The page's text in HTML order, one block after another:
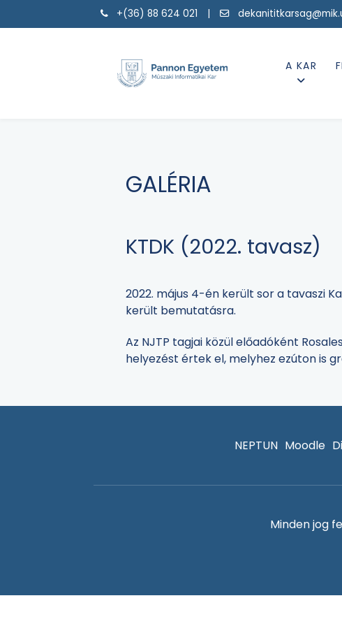
+(36) 88 624 021 |
A KAR
GALÉRIA
KTDK (2022. tavasz)
2022. május 4-én került sor a tavaszi
került bemutatásra.
Az NJTP tagjai közül előadóként
helyezést értek el, melyhez ezúton is
NEPTUN Moodle
Minden jog